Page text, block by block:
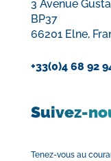
3 Avenue
BP37
66201 Elne,
+33(0)4 68 92
Suivez-
Tenez-vous au